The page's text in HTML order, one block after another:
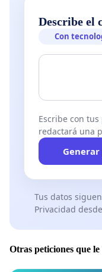
La Inspección de
actuar con
garantizar que se
El XI Convenio de
establece
a contratos
¡Exigimos que se
existen, pero si
Conclusión
Describe el
Con
Escribe con
redactará una
Tus datos
Privacidad
Otras peticiones que